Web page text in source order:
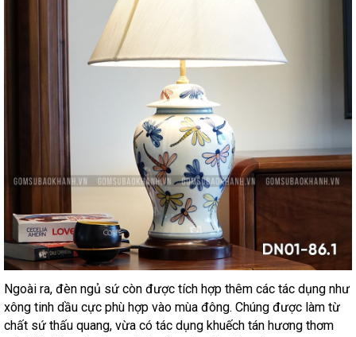
Ngoài ra, đèn ngủ sứ còn được tích hợp thêm các tác dụng như
xông tinh dầu cực phù hợp vào mùa đông. Chúng được làm từ
chất sứ thấu quang, vừa có tác dụng khuếch tán hương thơm